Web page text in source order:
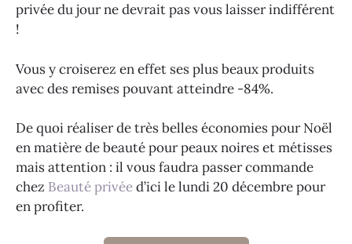
privée du jour ne devrait pas vous laisser indifférent
!
Vous y croiserez en effet ses plus beaux produits
avec des remises pouvant atteindre -84%.
De quoi réaliser de très belles économies pour Noël
en matière de beauté pour peaux noires et métisses
mais attention : il vous faudra passer commande
chez Beauté privéed’ici le lundi 20 décembre pour
en profiter.